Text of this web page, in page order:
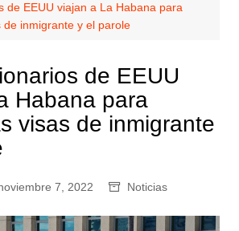
de EEUU viajan a La Habana para
de inmigrante y el parole
de EEUU
Habana para
visas de inmigrante
7, 2022 Noticias